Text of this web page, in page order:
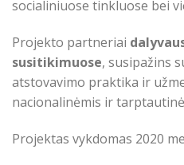
socialiniuose tinkluose bei
Projekto partneriai
susitikimuose, susipažins
atstovavimo praktika ir
nacionalinėmis ir
Projektas vykdomas 2020